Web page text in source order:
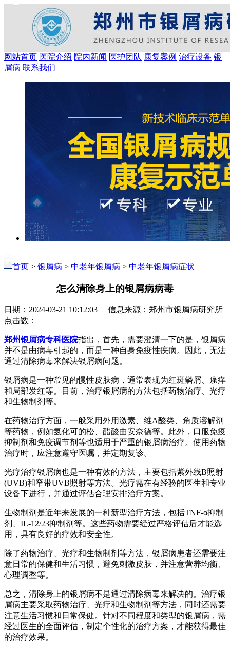
网站首页 医院介绍 院内新闻 医护团队 康复案例 治疗设备 银
屑病 联系我们
首页 > 银屑病 > 中老年银屑病 > 中老年银屑病症状
怎么清除身上的银屑病病毒
日期：2024-03-21 10:12:03 信息来源：郑州市银屑病研究所
点击数：
郑州银屑病专科医院指出，首先，需要澄清一下的是，银屑病
并不是由病毒引起的，而是一种自身免疫性疾病。因此，无法
通过清除病毒来解决银屑病问题。
银屑病是一种常见的慢性皮肤病，通常表现为红斑鳞屑、瘙痒
和局部发红等。目前，治疗银屑病的方法包括药物治疗、光疗
和生物制剂等。
在药物治疗方面，一般采用外用激素、维A酸类、角质溶解剂
等药物，例如氢化可的松、醋酸曲安奈德等。此外，口服免疫
抑制剂和免疫调节剂等也适用于严重的银屑病治疗。使用药物
治疗时，应注意遵守医嘱，并定期复诊。
光疗治疗银屑病也是一种有效的方法，主要包括紫外线B照射
(UVB)和窄带UVB照射等方法。光疗需在有经验的医生和专业
设备下进行，并通过评估合理安排治疗方案。
生物制剂是近年来发展的一种新型治疗方法，包括TNF-α抑制
剂、IL-12/23抑制剂等。这些药物需要经过严格评估后才能选
用，具有良好的疗效和安全性。
除了药物治疗、光疗和生物制剂等方法，银屑病患者还需要注
意日常的保健和生活习惯，避免刺激皮肤，并注意营养均衡、
心理调整等。
总之，清除身上的银屑病不是通过清除病毒来解决的。治疗银
屑病主要采取药物治疗、光疗和生物制剂等方法，同时还需要
注意生活习惯和日常保健。针对不同程度和类型的银屑病，需
经过医生的全面评估，制定个性化的治疗方案，才能获得最佳
的治疗效果。